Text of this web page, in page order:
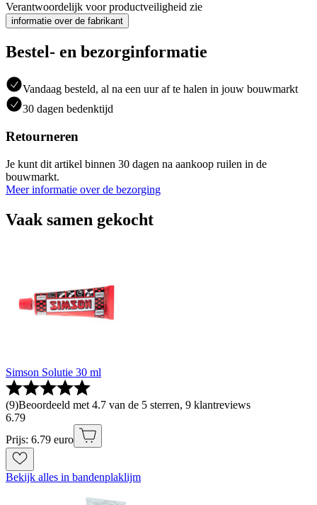
Verantwoordelijk voor productveiligheid zie
informatie over de fabrikant
Bestel- en bezorginformatie
Vandaag besteld, al na een uur af te halen in jouw bouwmarkt
30 dagen bedenktijd
Retourneren
Je kunt dit artikel binnen 30 dagen na aankoop ruilen in de
bouwmarkt.
Meer informatie over de bezorging
Vaak samen gekocht
Simson Solutie 30 ml
(9)Beoordeeld met 4.7 van de 5 sterren, 9 klantreviews
6.79
Prijs: 6.79 euro
Bekijk alles in bandenplaklijm